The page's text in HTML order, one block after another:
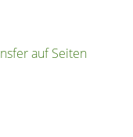
auf Seiten